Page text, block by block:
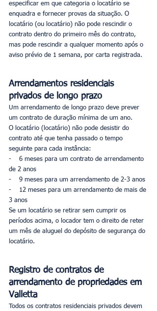
especificar em que categoria o locatário se
enquadra e fornecer provas da situação. O
locatário (ou locatário) não pode rescindir o
contrato dentro do primeiro mês do contrato,
mas pode rescindir a qualquer momento após o
aviso prévio de 1 semana, por carta registrada.
Arrendamentos residenciais
privados de longo prazo
Um arrendamento de longo prazo deve prever
um contrato de duração mínima de um ano.
O locatário (locatário) não pode desistir do
contrato até que tenha passado o tempo
seguinte para cada instância:
-    6 meses para um contrato de arrendamento
de 2 anos
-    9 meses para um arrendamento de 2-3 anos
-    12 meses para um arrendamento de mais de
3 anos
Se um locatário se retirar sem cumprir os
períodos acima, o locador tem o direito de reter
um mês de aluguel do depósito de segurança do
locatário.
Registro de contratos de
arrendamento de propriedades em
Valletta
Todos os contratos residenciais privados devem